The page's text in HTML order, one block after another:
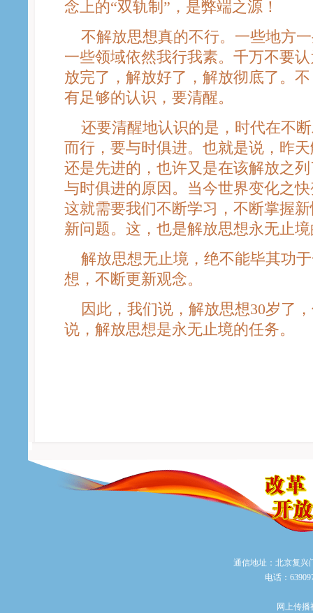
念上的“双轨制”，是弊端之源！
不解放思想真的不行。一些地方
一些领域依然我行我素。千万不要
放完了，解放好了，解放彻底了。
有足够的认识，要清醒。
还要清醒地认识的是，时代在不
而行，要与时俱进。也就是说，昨
还是先进的，也许又是在该解放之
与时俱进的原因。当今世界变化之
这就需要我们不断学习，不断掌握
新问题。这，也是解放思想永无止
解放思想无止境，绝不能毕其功
想，不断更新观念。
因此，我们说，解放思想30岁了
说，解放思想是永无止境的任务。